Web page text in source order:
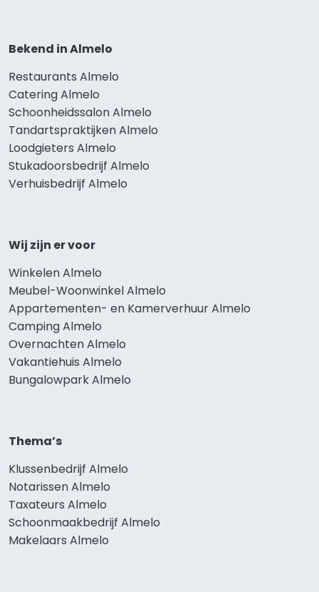
Bekend in Almelo
Restaurants Almelo
Catering Almelo
Schoonheidssalon Almelo
Tandartspraktijken Almelo
Loodgieters Almelo
Stukadoorsbedrijf Almelo
Verhuisbedrijf Almelo
Wij zijn er voor
Winkelen Almelo
Meubel-Woonwinkel Almelo
Appartementen- en Kamerverhuur Almelo
Camping Almelo
Overnachten Almelo
Vakantiehuis Almelo
Bungalowpark Almelo
Thema’s
Klussenbedrijf Almelo
Notarissen Almelo
Taxateurs Almelo
Schoonmaakbedrijf Almelo
Makelaars Almelo